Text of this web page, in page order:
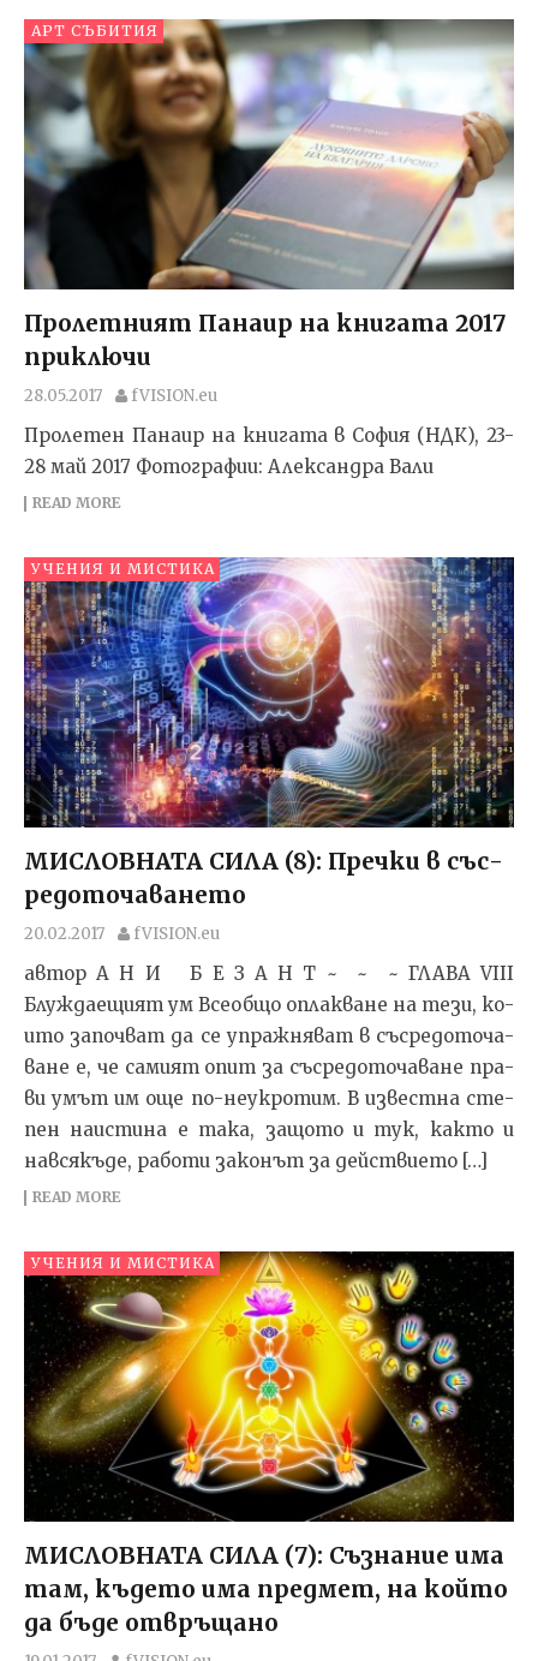
АРТ СЪБИТИЯ
Пролетният Панаир на книгата 2017
приключи
28.05.2017 fVISION.eu
Пролетен Панаир на книгата в София (НДК), 23-
28 май 2017 Фотографии: Александра Вали
READ MORE
УЧЕНИЯ И МИСТИКА
МИСЛОВНАТА СИЛА (8): Преч­ки в със­
ре­до­то­ча­ва­не­то
20.02.2017 fVISION.eu
автор А Н И Б Е З А Н Т ~ ~ ~ ГЛА­ВА VIII
Блуждаещият ум Все­об­що оп­лак­ва­не на те­зи, ко­
и­то за­поч­ват да се уп­раж­ня­ват в със­ре­до­то­ча­
ва­не е, че са­ми­ят опит за със­ре­до­то­ча­ва­не пра­
ви умът им още по-не­ук­ро­тим. В из­вес­т­на сте­
пен на­ис­ти­на е та­ка, за­що­то и тук, как­то и
нав­ся­къ­де, ра­бо­ти за­ко­нът за дейс­т­ви­е­то […]
READ MORE
УЧЕНИЯ И МИСТИКА
МИСЛОВНАТА СИЛА (7): Съзнание има
там, където има предмет, на който
да бъде отвръщано